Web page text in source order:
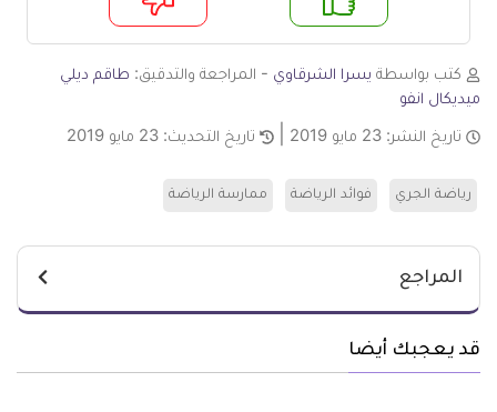
لا
كتب بواسطة يسرا الشرقاوي - المراجعة والتدقيق: طاقم ديلي
ميديكال انفو
تاريخ النشر: 23 مايو 2019 تاريخ التحديث: 23 مايو 2019
رياضة الجري فوائد الرياضة ممارسة الرياضة
المراجع
قد يعجبك أيضا